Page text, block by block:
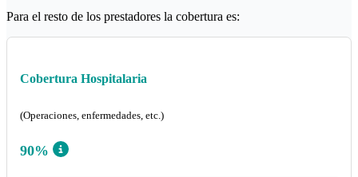
Para el resto de los prestadores la cobertura es:
Cobertura Hospitalaria
(Operaciones, enfermedades, etc.)
90%